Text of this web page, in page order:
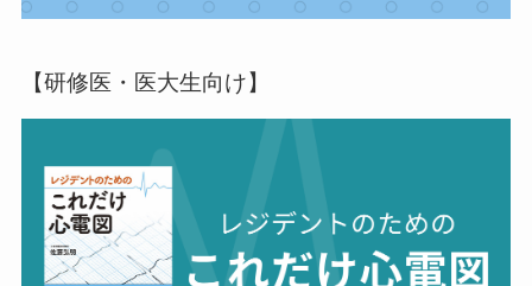
【研修医・医大生向け】